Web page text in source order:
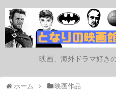
映画、海外ドラマ好き
ホーム 映画作品